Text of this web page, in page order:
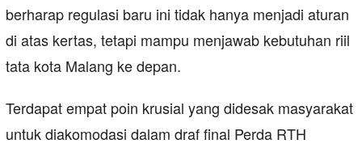
berharap regulasi baru ini tidak hanya menjadi aturan
di atas kertas, tetapi mampu menjawab kebutuhan riil
tata kota Malang ke depan.
​Terdapat empat poin krusial yang didesak masyarakat
untuk diakomodasi dalam draf final Perda RTH